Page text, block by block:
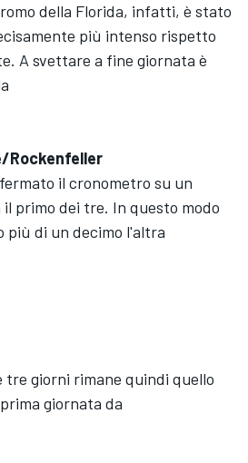
della Florida, infatti, è stato
più intenso rispetto
A svettare a fine giornata è
Rockenfeller
il cronometro su un
il primo dei tre. In questo modo
più di un decimo l'altra
tre giorni rimane quindi quello
giornata da